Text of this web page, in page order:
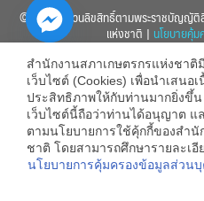
© 2560 สงวนลิขสิทธิ์ตามพระราชบัญญัติ
แห่งชาติ | นโยบายคุ้
สำนักงานสภาเกษตรกรแห่งชาติ
เว็บไซต์ (Cookies) เพื่อนำเสนอ
ประสิทธิภาพให้กับท่านมากยิ่งขึ้น
เว็บไซต์นี้ถือว่าท่านได้อนุญาต แ
ตามนโยบายการใช้คุ้กกี้ของสำนั
ชาติ โดยสามารถศึกษารายละเอี
นโยบายการคุ้มครองข้อมูลส่วน
Hide
chaty